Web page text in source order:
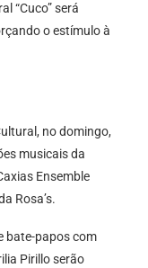
“Cuco” será
o estímulo à
no domingo,
musicais da
Ensemble
Rosa’s.
bate-papos com
Pirillo serão